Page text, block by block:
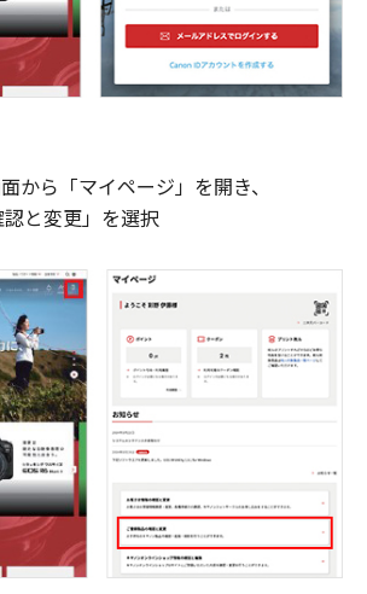
から「マイページ」を開き、
認と変更」を選択